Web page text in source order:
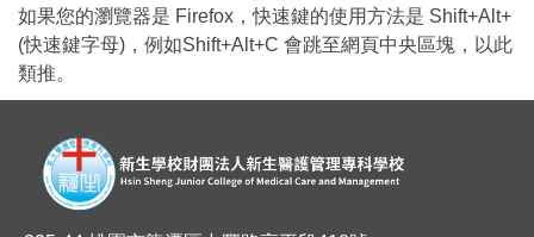
如果您的瀏覽器是 Firefox，快速鍵的使用方法是 Shift+Alt+
(快速鍵字母)，例如Shift+Alt+C 會跳至網頁中央區塊，以此
類推。